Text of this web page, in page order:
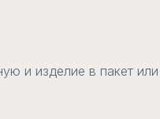
и изделие в пакет или